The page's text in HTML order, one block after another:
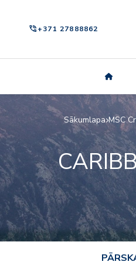
phone_in_talk+371 27888862
Sākumlapa MSC